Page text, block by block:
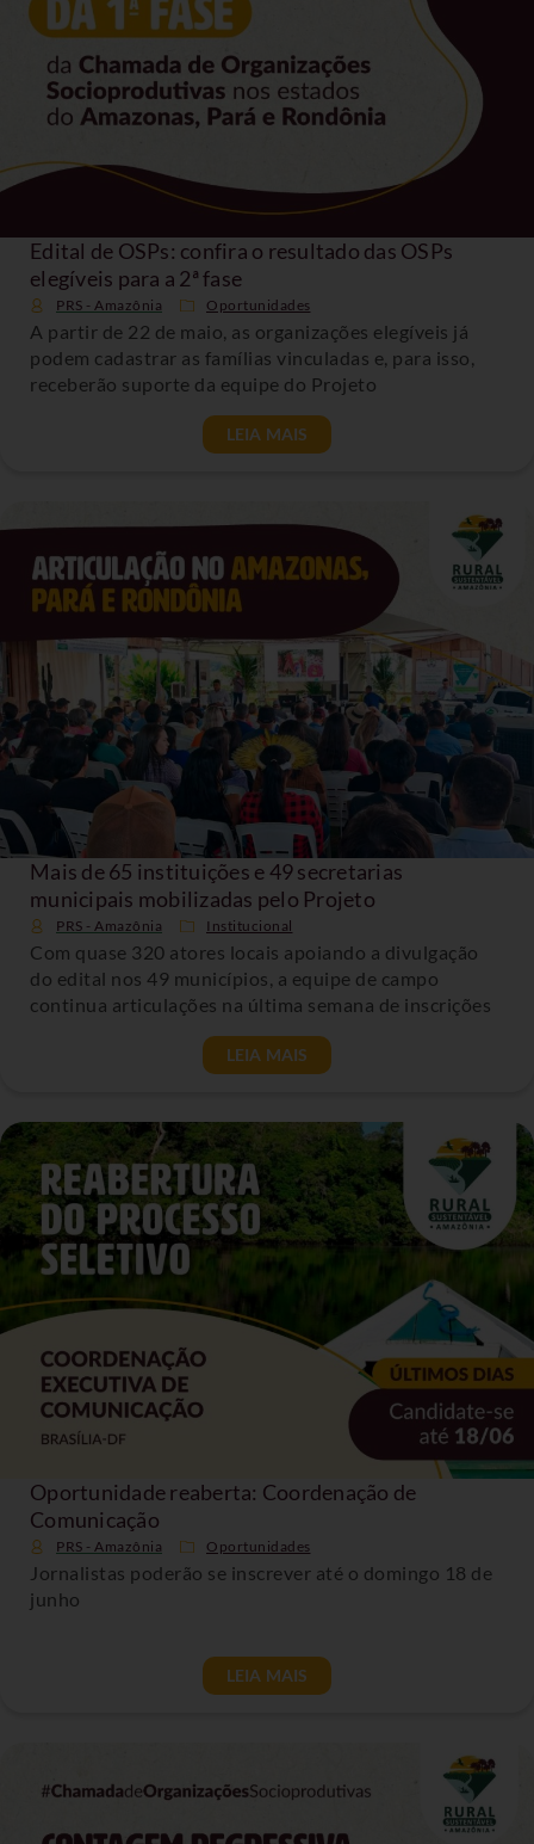
Edital de OSPs: confira o resultado das OSPs
elegíveis para a 2ª fase
PRS - Amazônia Oportunidades
A partir de 22 de maio, as organizações elegíveis já
podem cadastrar as famílias vinculadas e, para isso,
receberão suporte da equipe do Projeto
LEIA MAIS
Mais de 65 instituições e 49 secretarias
municipais mobilizadas pelo Projeto
PRS - Amazônia Institucional
Com quase 320 atores locais apoiando a divulgação
do edital nos 49 municípios, a equipe de campo
continua articulações na última semana de inscrições
LEIA MAIS
Oportunidade reaberta: Coordenação de
Comunicação
PRS - Amazônia Oportunidades
Jornalistas poderão se inscrever até o domingo 18 de
junho
LEIA MAIS